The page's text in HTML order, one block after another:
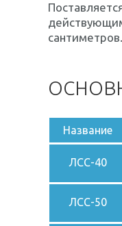
сантиметров.
Название
ЛСС-40
ЛСС-50